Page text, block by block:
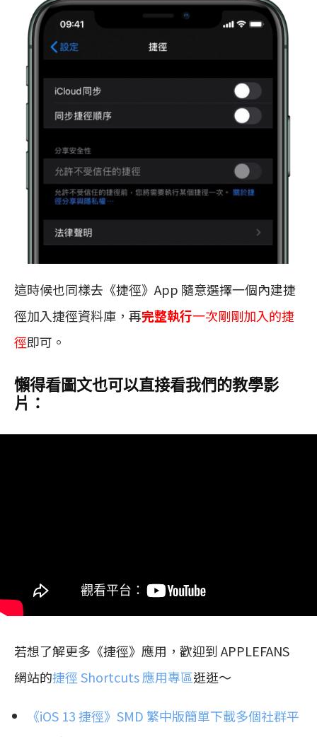
這時候也同樣去《捷徑》App 隨意選擇一個內建捷
徑加入捷徑資料庫，再完整執行一次剛剛加入的捷
徑即可。
懶得看圖文也可以直接看我們的教學影
片：
若想了解更多《捷徑》應用，歡迎到 APPLEFANS
網站的捷徑 Shortcuts 應用專區逛逛～
《iOS 13 捷徑》SMD 繁中版簡單下載多個社群平